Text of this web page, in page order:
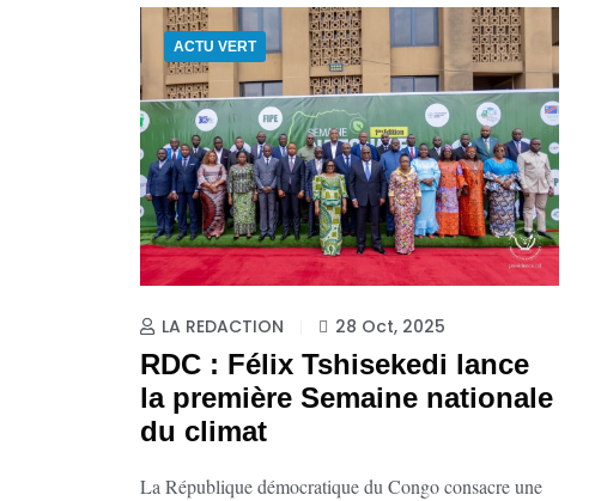
ACTU VERT
LA REDACTION 28 Oct, 2025
RDC : Félix Tshisekedi lance
la première Semaine nationale
du climat
La République démocratique du Congo consacre une